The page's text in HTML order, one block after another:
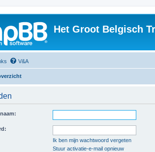
Het Groot Belgisch
V&A
Ik ben mijn wachtwoord vergeten
Stuur activatie-e-mail opnieuw